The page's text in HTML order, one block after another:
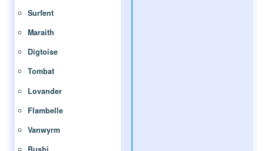
Surfent
Maraith
Digtoise
Tombat
Lovander
Flambelle
Vanwyrm